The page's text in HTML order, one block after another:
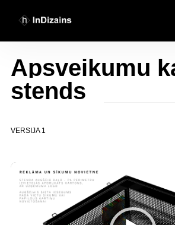
Apsveikumu
stends
VERSIJA 1
Video
Player